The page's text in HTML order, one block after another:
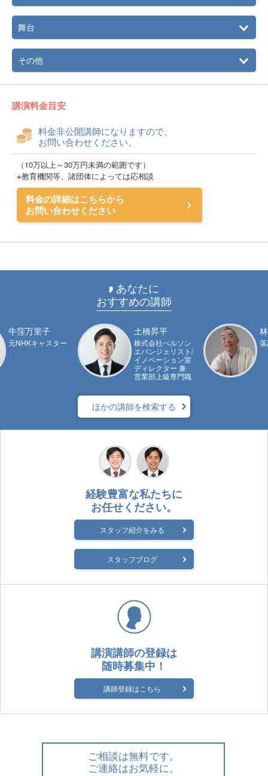
舞台
その他
講演料金目安
料金非公開講師になりますので、
お問い合わせください。
（10万以上～30万円未満の範囲です）
※教育機関等、諸団体によっては応相談
料金の詳細はこちらから
お問い合わせください
あなたに
おすすめの講師
牛窪万里子
元NHKキャスター
土橋昇平
株式会社ぺルソン
エバンジェリスト/
イノベーション室
ディレクター 兼
営業部上級専門職
ほかの講師を検索する
経験豊富な私たちに
お任せください。
スタッフ紹介をみる
スタッフブログ
講演講師の登録は
随時募集中！
講師登録はこちら
ご相談は無料です。
ご連絡はお気軽に。